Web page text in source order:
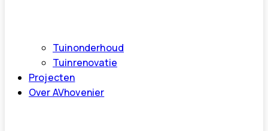
Tuinonderhoud
Tuinrenovatie
Projecten
Over AVhovenier